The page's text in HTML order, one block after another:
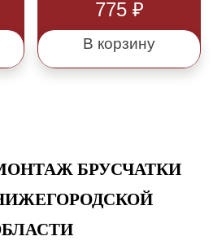
775 ₽
В корзину
БРУСЧАТКИ